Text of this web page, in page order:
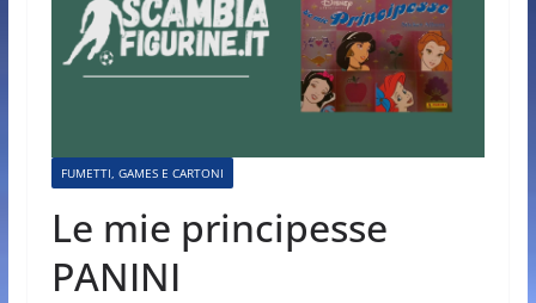
FUMETTI, GAMES E CARTONI
Le mie principesse
PANINI